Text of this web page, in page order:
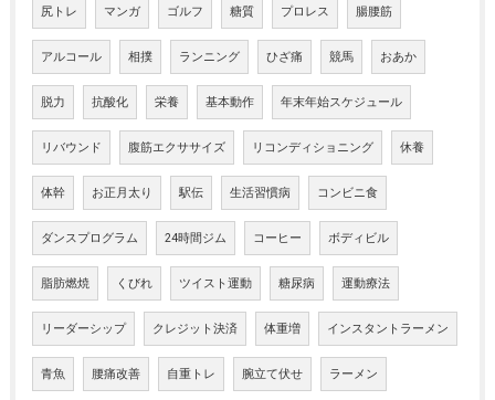
尻トレ マンガ ゴルフ 糖質 プロレス 腸腰筋
アルコール 相撲 ランニング ひざ痛 競馬 おあか
脱力 抗酸化 栄養 基本動作 年末年始スケジュール
リバウンド 腹筋エクササイズ リコンディショニング 休養
体幹 お正月太り 駅伝 生活習慣病 コンビニ食
ダンスプログラム 24時間ジム コーヒー ボディビル
脂肪燃焼 くびれ ツイスト運動 糖尿病 運動療法
リーダーシップ クレジット決済 体重増 インスタントラーメン
青魚 腰痛改善 自重トレ 腕立て伏せ ラーメン